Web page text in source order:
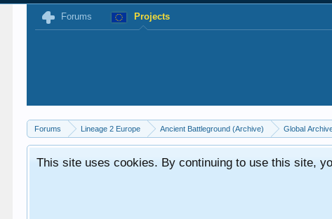
Forums Projects
Forums Lineage 2 Europe Ancient Battleground (Archive) Global
This site uses cookies. By continuing to use this site,